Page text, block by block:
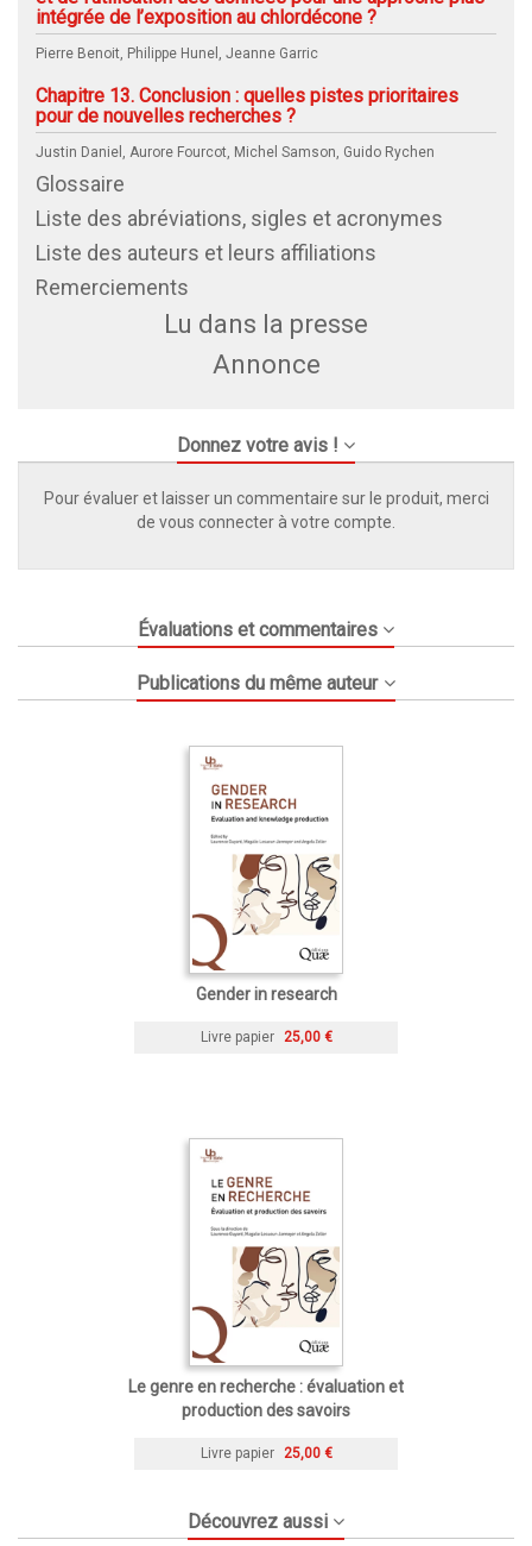
intégrée de l’exposition au chlordécone ?
Pierre Benoit, Philippe Hunel, Jeanne Garric
Chapitre 13. Conclusion : quelles pistes prioritaires
pour de nouvelles recherches ?
Justin Daniel, Aurore Fourcot, Michel Samson, Guido Rychen
Glossaire
Liste des abréviations, sigles et acronymes
Liste des auteurs et leurs affiliations
Remerciements
Lu dans la presse
Annonce
Donnez votre avis !
Pour évaluer et laisser un commentaire sur le produit, merci
de vous connecter à votre compte.
Évaluations et commentaires
Publications du même auteur
Gender in research
Livre papier 25,00 €
Le genre en recherche : évaluation et
production des savoirs
Livre papier 25,00 €
Découvrez aussi